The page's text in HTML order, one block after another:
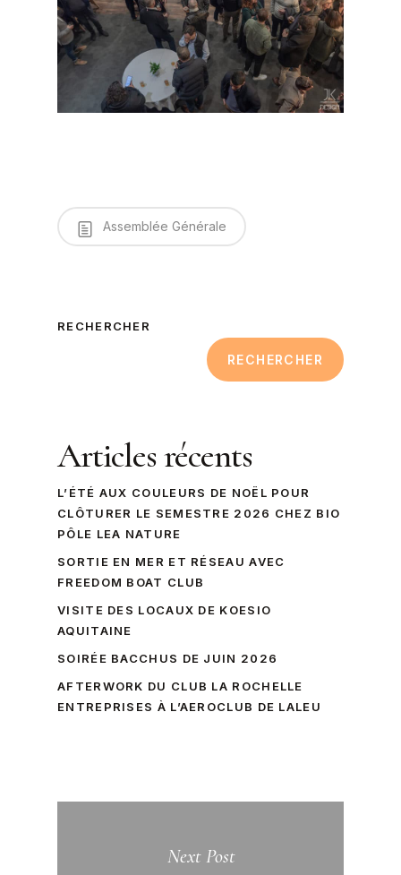
Assemblée Générale
RECHERCHER
RECHERCHER
Articles récents
L’ÉTÉ AUX COULEURS DE NOËL POUR
CLÔTURER LE SEMESTRE 2026 CHEZ BIO
PÔLE LEA NATURE
SORTIE EN MER ET RÉSEAU AVEC
FREEDOM BOAT CLUB
VISITE DES LOCAUX DE KOESIO
AQUITAINE
SOIRÉE BACCHUS DE JUIN 2026
AFTERWORK DU CLUB LA ROCHELLE
ENTREPRISES À L’AEROCLUB DE LALEU
Next Post